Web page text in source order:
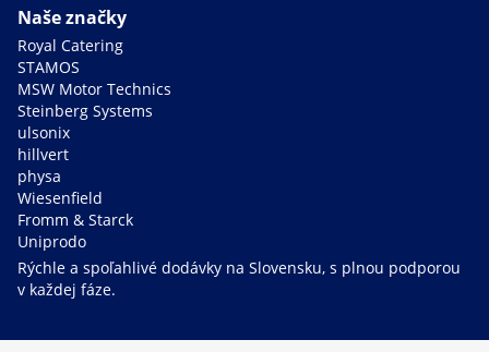
Naše značky
Royal Catering
STAMOS
MSW Motor Technics
Steinberg Systems
ulsonix
hillvert
physa
Wiesenfield
Fromm & Starck
Uniprodo
Rýchle a spoľahlivé dodávky na Slovensku, s plnou podporou
v každej fáze.